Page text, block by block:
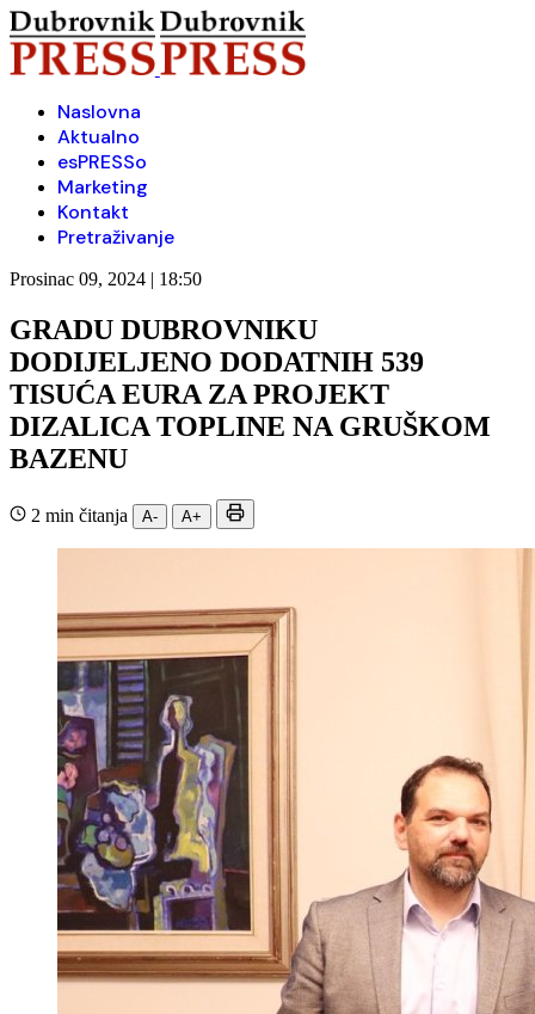
Naslovna
Aktualno
esPRESSo
Marketing
Kontakt
Pretraživanje
Prosinac 09, 2024 | 18:50
GRADU DUBROVNIKU
DODIJELJENO DODATNIH 539
TISUĆA EURA ZA PROJEKT
DIZALICA TOPLINE NA GRUŠKOM
BAZENU
2 min čitanja A- A+